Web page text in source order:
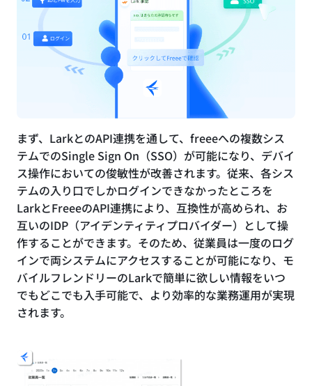
まず、LarkとのAPI連携を通して、freeeへの複数シス
テムでのSingle Sign On（SSO）が可能になり、デバイ
ス操作においての俊敏性が改善されます。従来、各シス
テムの入り口でしかログインできなかったところを
LarkとFreeeのAPI連携により、互換性が高められ、お
互いのIDP（アイデンティティプロバイダー）として操
作することができます。そのため、従業員は一度のログ
インで両システムにアクセスすることが可能になり、モ
バイルフレンドリーのLarkで簡単に欲しい情報をいつ
でもどこでも入手可能で、より効率的な業務運用が実現
されます。